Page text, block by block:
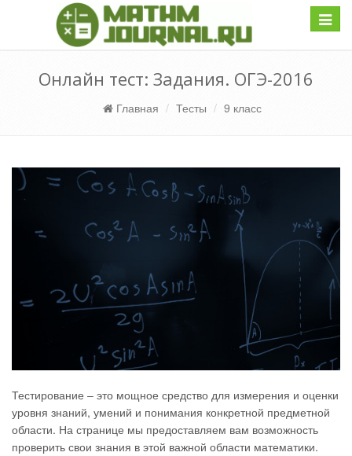
Онлайн тест: Задания. ОГЭ-2016
Главная Тесты 9 класс
Тестирование – это мощное средство для измерения и оценки
уровня знаний, умений и понимания конкретной предметной
области. На странице мы предоставляем вам возможность
проверить свои знания в этой важной области математики.